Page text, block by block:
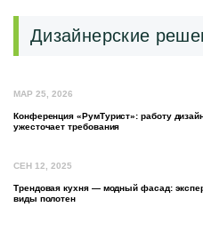
Дизайнерские
МАР 25, 2026
Конференция «РумТурист»: работу
ужесточает требования
СЕН 12, 2025
Трендовая кухня — модный фасад:
виды полотен